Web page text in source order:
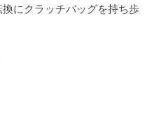
にクラッチバッグを持ち歩